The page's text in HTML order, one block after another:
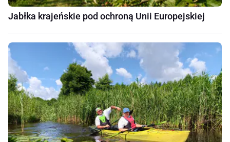
Jabłka krajeńskie pod ochroną Unii Europejskiej